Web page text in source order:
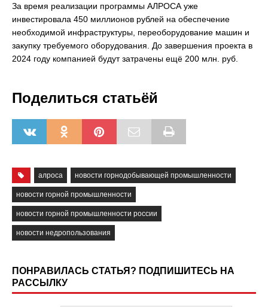
За время реализации программы АЛРОСА уже
инвестировала 450 миллионов рублей на обеспечение
необходимой инфраструктуры, переоборудование машин и
закупку требуемого оборудования. До завершения проекта в
2024 году компанией будут затрачены ещё 200 млн. руб.
Поделиться статьёй
алроса новости горнодобывающей промышленности
новости горной промышленности
новости горной промышленности россии
новости недропользования
ПОНРАВИЛАСЬ СТАТЬЯ? ПОДПИШИТЕСЬ НА
РАССЫЛКУ